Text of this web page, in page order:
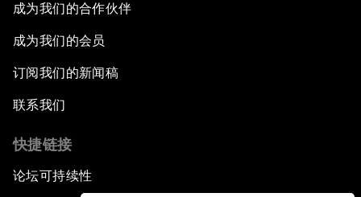
成为我们的合作伙伴
成为我们的会员
订阅我们的新闻稿
联系我们
快捷链接
论坛可持续性